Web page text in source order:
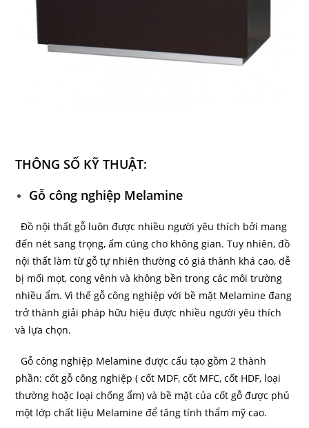
THÔNG SỐ KỸ THUẬT:
Gỗ công nghiệp Melamine
Đồ nội thất gỗ luôn được nhiều người yêu thích bởi mang
đến nét sang trọng, ấm cúng cho không gian. Tuy nhiên, đồ
nội thất làm từ gỗ tự nhiên thường có giá thành khá cao, dễ
bị mối mọt, cong vênh và không bền trong các môi trường
nhiều ẩm. Vì thế gỗ công nghiệp với bề mặt Melamine đang
trở thành giải pháp hữu hiệu được nhiều người yêu thích
và lựa chọn.
Gỗ công nghiệp Melamine được cấu tạo gồm 2 thành
phần: cốt gỗ công nghiệp ( cốt MDF, cốt MFC, cốt HDF, loại
thường hoặc loại chống ẩm) và bề mặt của cốt gỗ được phủ
một lớp chất liệu Melamine để tăng tính thẩm mỹ cao.